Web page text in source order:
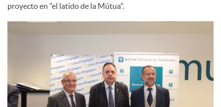
proyecto en "el latido de la Mútua".